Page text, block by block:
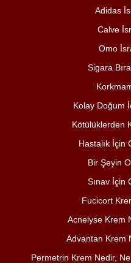
Adidas
Calve
Omo
Sigara
Kolay Doğum
Kötülüklerden
Hastalık İçin
Bir Şeyin
Sınav İçin
Fucicort
Acnelyse Krem
Advantan Krem
Permetrin Krem Nedir,